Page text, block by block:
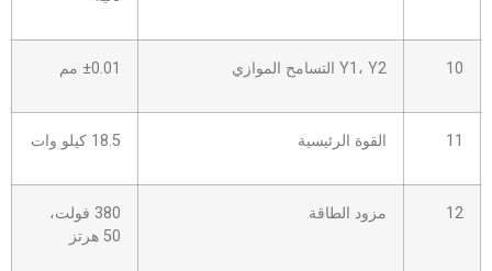
10 Y1، Y2 التسامح الموازي ±0.01 مم
11 القوة الرئيسية 18.5 كيلو وات
12 مزود الطاقة
380 فولت،
50 هرتز